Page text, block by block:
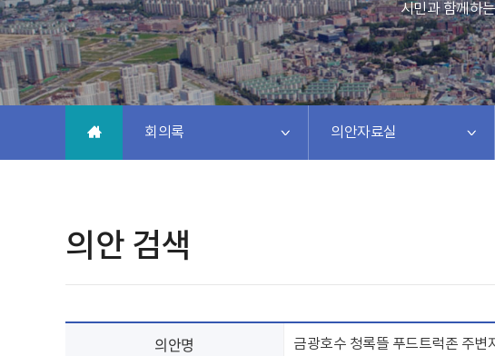
시민과 함께하
회의록 의안자료실
의안 검색
의안명 금광호수 청록뜰 푸드트럭존 주변